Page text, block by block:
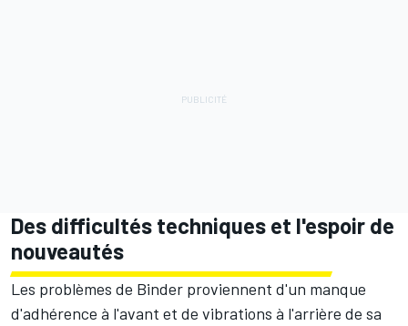
Des difficultés techniques et l'espoir de
nouveautés
Les problèmes de Binder proviennent d'un manque
d'adhérence à l'avant et de vibrations à l'arrière de sa